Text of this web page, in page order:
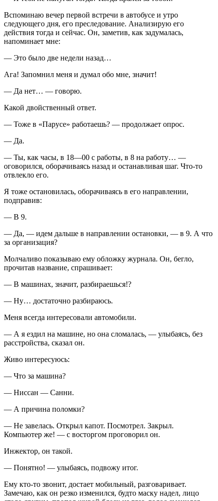
Вспоминаю вечер первой встречи в автобусе и утро
следующего дня, его преследование. Анализирую его
действия тогда и сейчас. Он, заметив, как задумалась,
напоминает мне:
— Это было две недели назад…
Ага! Запомнил меня и думал обо мне, значит!
— Да нет… — говорю.
Какой двойственный ответ.
— Тоже в «Парусе» работаешь? — продолжает опрос.
— Да.
— Ты, как часы, в 18—00 с работы, в 8 на работу… —
оговорился, оборачиваясь назад и останавливая шаг. Что-то
отвлекло его.
Я тоже остановилась, оборачиваясь в его направлении,
подправив:
— В 9.
— Да, — идем дальше в направлении остановки, — в 9. А что
за организация?
Молчаливо показываю ему обложку журнала. Он, бегло,
прочитав название, спрашивает:
— В машинах, значит, разбираешься!?
— Ну… достаточно разбираюсь.
Меня всегда интересовали автомобили.
— А я ездил на машине, но она сломалась, — улыбаясь, без
расстройства, сказал он.
Живо интересуюсь:
— Что за машина?
— Ниссан — Санни.
— А причина поломки?
— Не завелась. Открыл капот. Посмотрел. Закрыл.
Компьютер же! — с восторгом проговорил он.
Инжектор, он такой.
— Понятно! — улыбаясь, подвожу итог.
Ему кто-то звонит, достает мобильный, разговаривает.
Замечаю, как он резко изменился, будто маску надел, лицо